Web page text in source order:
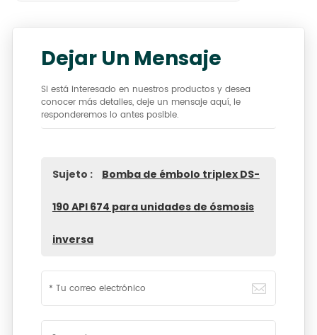
Dejar Un Mensaje
Si está interesado en nuestros productos y desea
conocer más detalles, deje un mensaje aquí, le
responderemos lo antes posible.
Sujeto : Bomba de émbolo triplex DS-
190 API 674 para unidades de ósmosis
inversa